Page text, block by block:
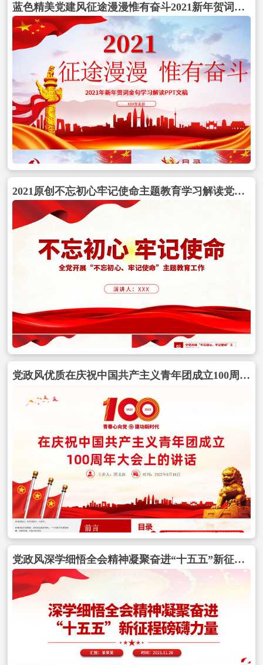
蓝色精美党建风征途漫漫惟有奋斗2021新年贺词解读金句学习党课PPT包含
2021原创不忘初心牢记使命主题教育学习解读党课PPT-版权可商用-含讲稿包含
党政风优质在庆祝中国共产主义青年团成立100周年大会上的讲话精神解读团课课件包含
党政风深学细悟全会精神凝聚奋进“十五五”新征程磅礴力量PPT党课包含